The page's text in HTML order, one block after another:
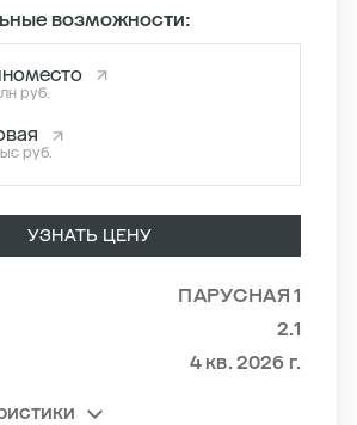
возможности:
руб.
руб.
УЗНАТЬ ЦЕНУ
ПАРУСНАЯ 1
2.1
4 кв. 2026 г.